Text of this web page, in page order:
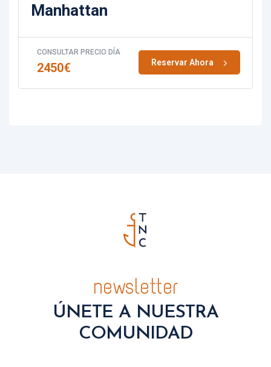
Manhattan
CONSULTAR PRECIO DÍA
2450€ Reservar Ahora
newsletter
ÚNETE A NUESTRA
COMUNIDAD